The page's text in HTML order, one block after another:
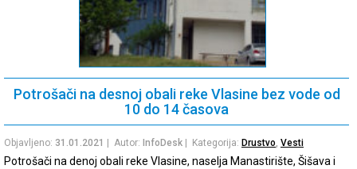
Potrošači na desnoj obali reke Vlasine bez vode od
10 do 14 časova
Objavljeno: 31.01.2021 | Autor: InfoDesk | Kategorija: Drustvo, Vesti
Potrošači na denoj obali reke Vlasine, naselja Manastirište, Šišava i